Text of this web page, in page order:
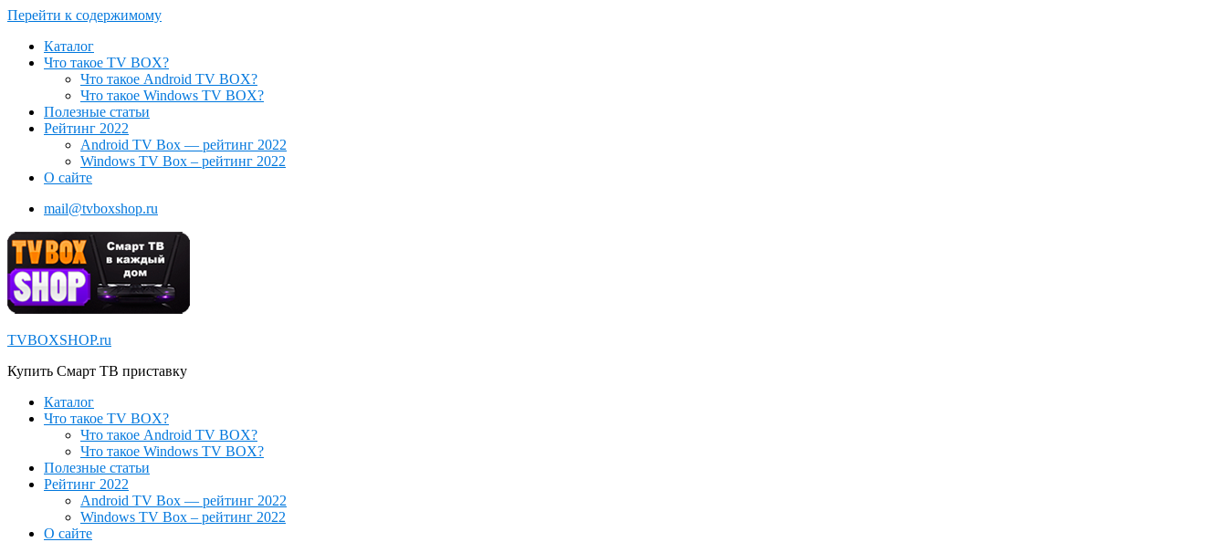
Перейти к содержимому
Каталог
Что такое TV BOX?
Что такое Android TV BOX?
Что такое Windows TV BOX?
Полезные статьи
Рейтинг 2022
Android TV Box — рейтинг 2022
Windows TV Box – рейтинг 2022
О сайте
mail@tvboxshop.ru
TVBOXSHOP.ru
Купить Смарт ТВ приставку
Каталог
Что такое TV BOX?
Что такое Android TV BOX?
Что такое Windows TV BOX?
Полезные статьи
Рейтинг 2022
Android TV Box — рейтинг 2022
Windows TV Box – рейтинг 2022
О сайте